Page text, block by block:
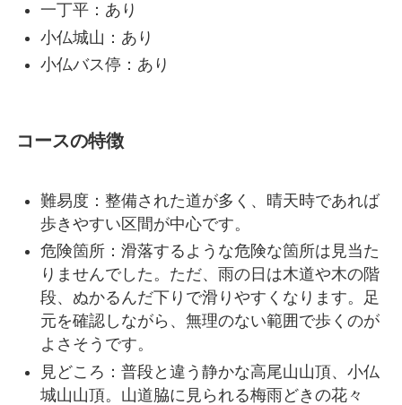
一丁平：あり
小仏城山：あり
小仏バス停：あり
コースの特徴
難易度：整備された道が多く、晴天時であれば
歩きやすい区間が中心です。
危険箇所：滑落するような危険な箇所は見当た
りませんでした。ただ、雨の日は木道や木の階
段、ぬかるんだ下りで滑りやすくなります。足
元を確認しながら、無理のない範囲で歩くのが
よさそうです。
見どころ：普段と違う静かな高尾山山頂、小仏
城山山頂。山道脇に見られる梅雨どきの花々